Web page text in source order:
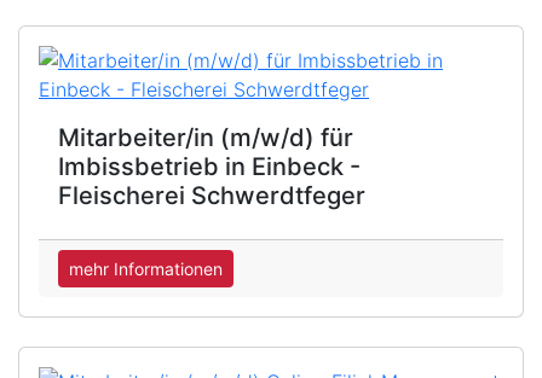
Mitarbeiter/in (m/w/d) für
Imbissbetrieb in Einbeck -
Fleischerei Schwerdtfeger
mehr Informationen